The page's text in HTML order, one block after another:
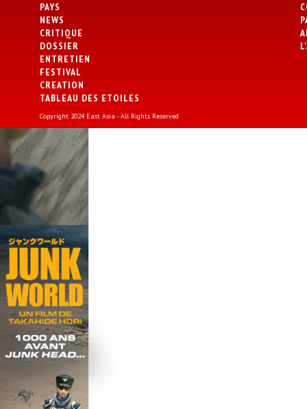
PAYS
NEWS
CRITIQUE
DOSSIER
ENTRETIEN
FESTIVAL
CREATION
TABLEAU DES ETOILES
Copyright 2024 East Asia - All Rights Reserved